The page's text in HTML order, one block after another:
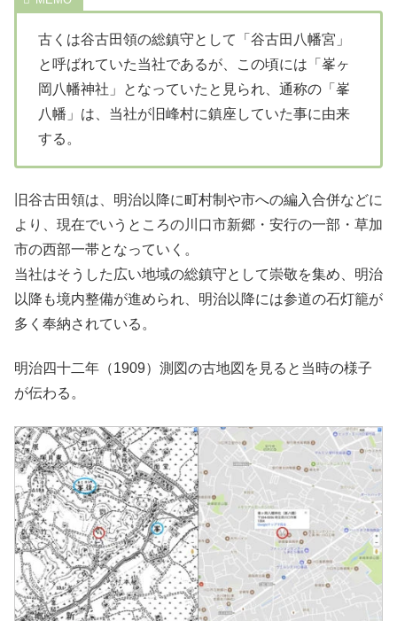
古くは谷古田領の総鎮守として「谷古田八幡宮」
と呼ばれていた当社であるが、この頃には「峯ヶ
岡八幡神社」となっていたと見られ、通称の「峯
八幡」は、当社が旧峰村に鎮座していた事に由来
する。
旧谷古田領は、明治以降に町村制や市への編入合併などに
より、現在でいうところの川口市新郷・安行の一部・草加
市の西部一帯となっていく。
当社はそうした広い地域の総鎮守として崇敬を集め、明治
以降も境内整備が進められ、明治以降には参道の石灯籠が
多く奉納されている。
明治四十二年（1909）測図の古地図を見ると当時の様子
が伝わる。